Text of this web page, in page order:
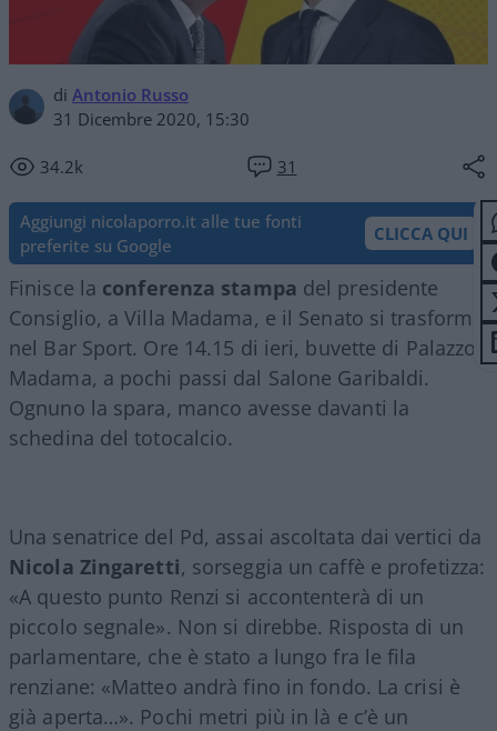
di Antonio Russo
31 Dicembre 2020, 15:30
34.2k 31
Aggiungi nicolaporro.it alle tue fonti
preferite su Google
CLICCA QUI
Finisce la conferenza stampa del presidente
Consiglio, a Villa Madama, e il Senato si trasforma
nel Bar Sport. Ore 14.15 di ieri, buvette di Palazzo
Madama, a pochi passi dal Salone Garibaldi.
Ognuno la spara, manco avesse davanti la
schedina del totocalcio.
Una senatrice del Pd, assai ascoltata dai vertici da
Nicola Zingaretti, sorseggia un caffè e profetizza:
«A questo punto Renzi si accontenterà di un
piccolo segnale». Non si direbbe. Risposta di un
parlamentare, che è stato a lungo fra le fila
renziane: «Matteo andrà fino in fondo. La crisi è
già aperta…». Pochi metri più in là e c’è un